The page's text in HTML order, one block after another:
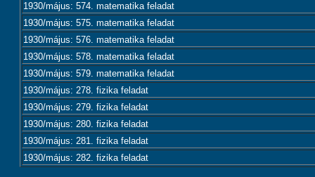
1930/május: 574. matematika feladat
1930/május: 575. matematika feladat
1930/május: 576. matematika feladat
1930/május: 578. matematika feladat
1930/május: 579. matematika feladat
1930/május: 278. fizika feladat
1930/május: 279. fizika feladat
1930/május: 280. fizika feladat
1930/május: 281. fizika feladat
1930/május: 282. fizika feladat